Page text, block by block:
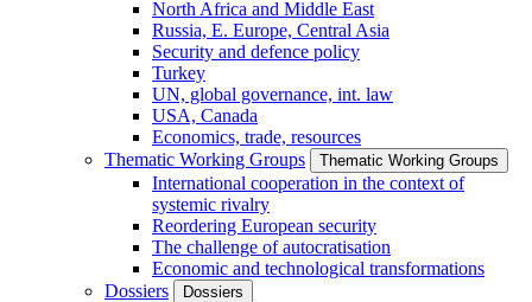
North Africa and Middle East
Russia, E. Europe, Central Asia
Security and defence policy
Turkey
UN, global governance, int. law
USA, Canada
Economics, trade, resources
Thematic Working Groups
Thematic Working Groups
International cooperation in the context of
systemic rivalry
Reordering European security
The challenge of autocratisation
Economic and technological transformations
Dossiers
Dossiers